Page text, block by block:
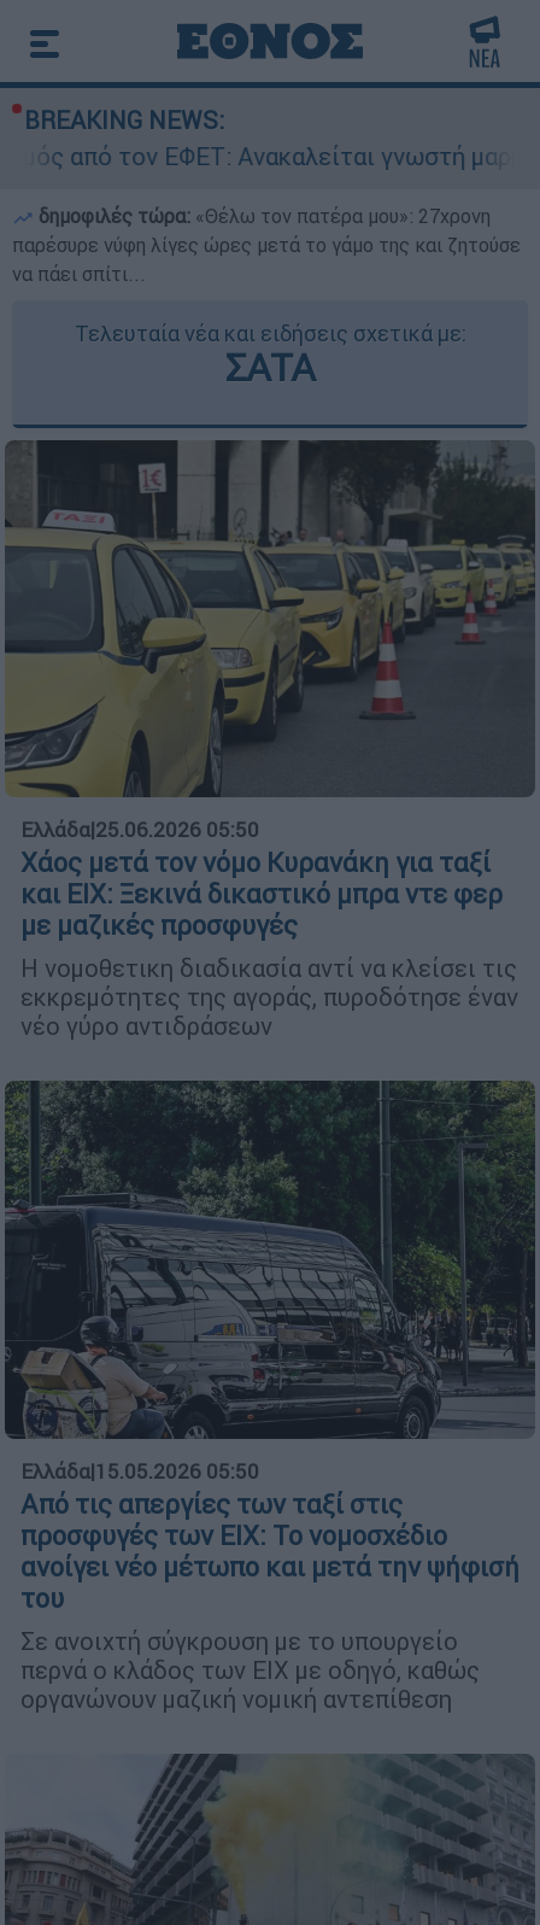
BREAKING NEWS:
Ανακαλείται γνωστή μαρμελάδα -
δημοφιλές τώρα: «Θέλω τον πατέρα μου»: 27χρονη
παρέσυρε νύφη λίγες ώρες μετά το γάμο της και ζητούσε
να πάει σπίτι...
Τελευταία νέα και ειδήσεις σχετικά με:
ΣΑΤΑ
Ελλάδα|25.06.2026 05:50
Χάος μετά τον νόμο Κυρανάκη για ταξί
και ΕΙΧ: Ξεκινά δικαστικό μπρα ντε φερ
με μαζικές προσφυγές
Η νομοθετικη διαδικασία αντί να κλείσει τις
εκκρεμότητες της αγοράς, πυροδότησε έναν
νέο γύρο αντιδράσεων
Ελλάδα|15.05.2026 05:50
Από τις απεργίες των ταξί στις
προσφυγές των ΕΙΧ: Το νομοσχέδιο
ανοίγει νέο μέτωπο και μετά την ψήφισή
του
Σε ανοιχτή σύγκρουση με το υπουργείο
περνά ο κλάδος των ΕΙΧ με οδηγό, καθώς
οργανώνουν μαζική νομική αντεπίθεση